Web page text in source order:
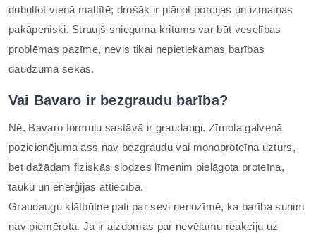
dubultot vienā maltītē; drošāk ir plānot porcijas un izmaiņas
pakāpeniski. Straujš snieguma kritums var būt veselības
problēmas pazīme, nevis tikai nepietiekamas barības
daudzuma sekas.
Vai Bavaro ir bezgraudu barība?
Nē. Bavaro formulu sastāvā ir graudaugi. Zīmola galvenā
pozicionējuma ass nav bezgraudu vai monoproteīna uzturs,
bet dažādam fiziskās slodzes līmenim pielāgota proteīna,
tauku un enerģijas attiecība.
Graudaugu klātbūtne pati par sevi nenozīmē, ka barība sunim
nav piemērota. Ja ir aizdomas par nevēlamu reakciju uz